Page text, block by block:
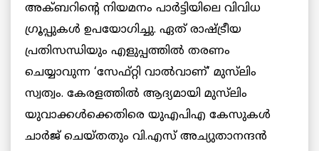
അക്ബറിന്റെ നിയമനം പാര്‍ട്ടിയിലെ വിവിധ
ഗ്രൂപ്പുകള്‍ ഉപയോഗിച്ചു. ഏത് രാഷ്ട്രീയ
പ്രതിസന്ധിയും എളുപ്പത്തില്‍ തരണം
ചെയ്യാവുന്ന ‘സേഫ്റ്റി വാല്‍വാണ്’ മുസ്‌ലിം
സ്വത്വം. കേരളത്തില്‍ ആദ്യമായി മുസ്‌ലിം
യുവാക്കള്‍ക്കെതിരെ യുഎപിഎ കേസുകള്‍
ചാർജ് ചെയ്തതും വി.എസ് അച്യുതാനന്ദന്‍